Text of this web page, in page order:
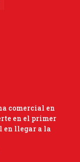
comercial en
en el primer
en llegar a la